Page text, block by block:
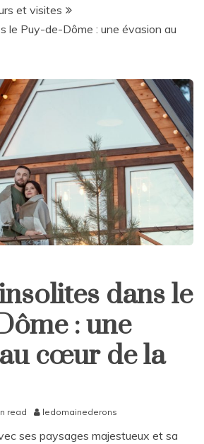
et visites
le Puy-de-Dôme : une évasion au
dans le
: une
cœur de la
read ledomainederons
ses paysages majestueux et sa